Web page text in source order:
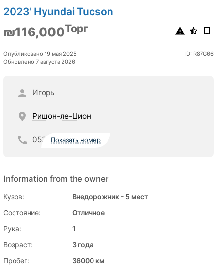
2023' Hyundai Tucson
₪116,000Торг
Опубликовано 19 мая 2025
Обновлено 7 августа 2026
ID: R87G66
Игорь
Ришон-ле-Цион
052 Показать номер
Information from the owner
Кузов:
Внедорожник - 5 мест
Состояние:
Отличное
Рука:
1
Возраст:
3 года
Пробег:
36000 км